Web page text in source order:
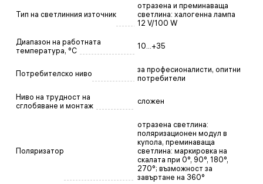
Тип на светлинния източник
отразена и преминаваща
светлина: халогенна лампа
12 V/100 W
Диапазон на работната
температура, °C
10...+35
Потребителско ниво
за професионалисти, опитни
потребители
Ниво на трудност на
сглобяване и монтаж
сложен
Поляризатор
отразена светлина:
поляризационен модул в
купола, преминаваща
светлина: маркировка на
скалата при 0°, 90°, 180°,
270°; възможност за
завъртане на 360°